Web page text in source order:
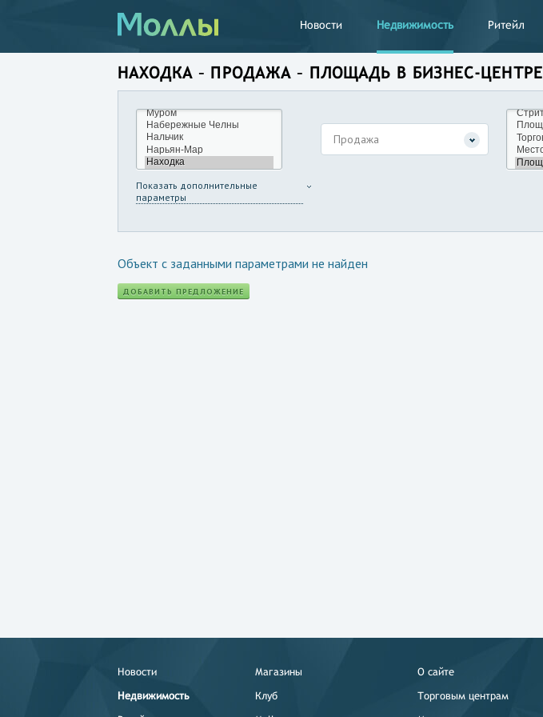
Новости Недвижимость Ритейл
НАХОДКА – ПРОДАЖА – ПЛОЩАДЬ В БИЗНЕС-ЦЕНТРЕ
Продажа
Показать дополнительные
параметры
Объект с заданными параметрами не найден
ДОБАВИТЬ ПРЕДЛОЖЕНИЕ
Новости
Недвижимость
Магазины
Клуб
О сайте
Торговым центрам